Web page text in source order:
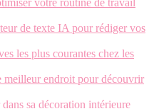
votre routine de travail
de texte IA pour rédiger vos
les plus courantes chez les
meilleur endroit pour découvrir
sa décoration intérieure